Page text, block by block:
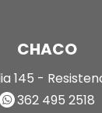
CHACO
145 -
362 495 2518